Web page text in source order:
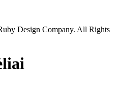
Design Company. All Rights